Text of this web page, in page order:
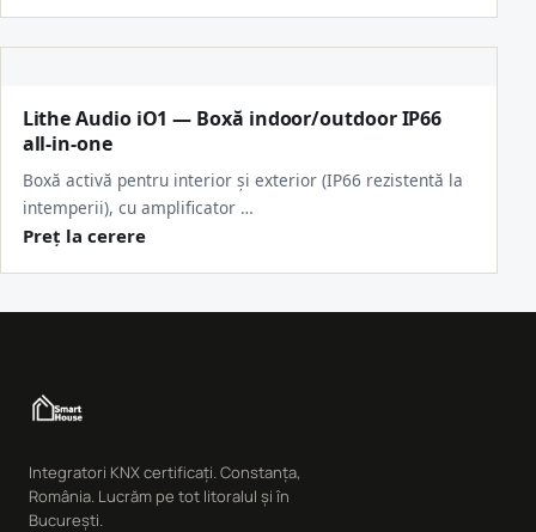
Lithe Audio iO1 — Boxă indoor/outdoor IP66
all-in-one
Boxă activă pentru interior și exterior (IP66 rezistentă la
intemperii), cu amplificator …
Preț la cerere
Integratori KNX certificați. Constanța,
România. Lucrăm pe tot litoralul și în
București.